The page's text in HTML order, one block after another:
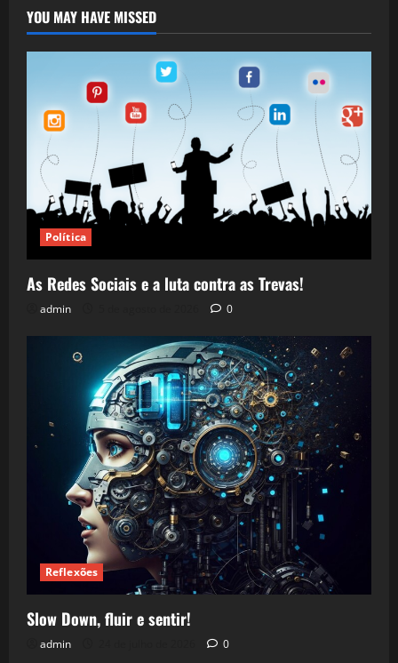
YOU MAY HAVE MISSED
Política
As Redes Sociais e a luta contra as Trevas!
admin 0
Reflexões
Slow Down, fluir e sentir!
admin 0